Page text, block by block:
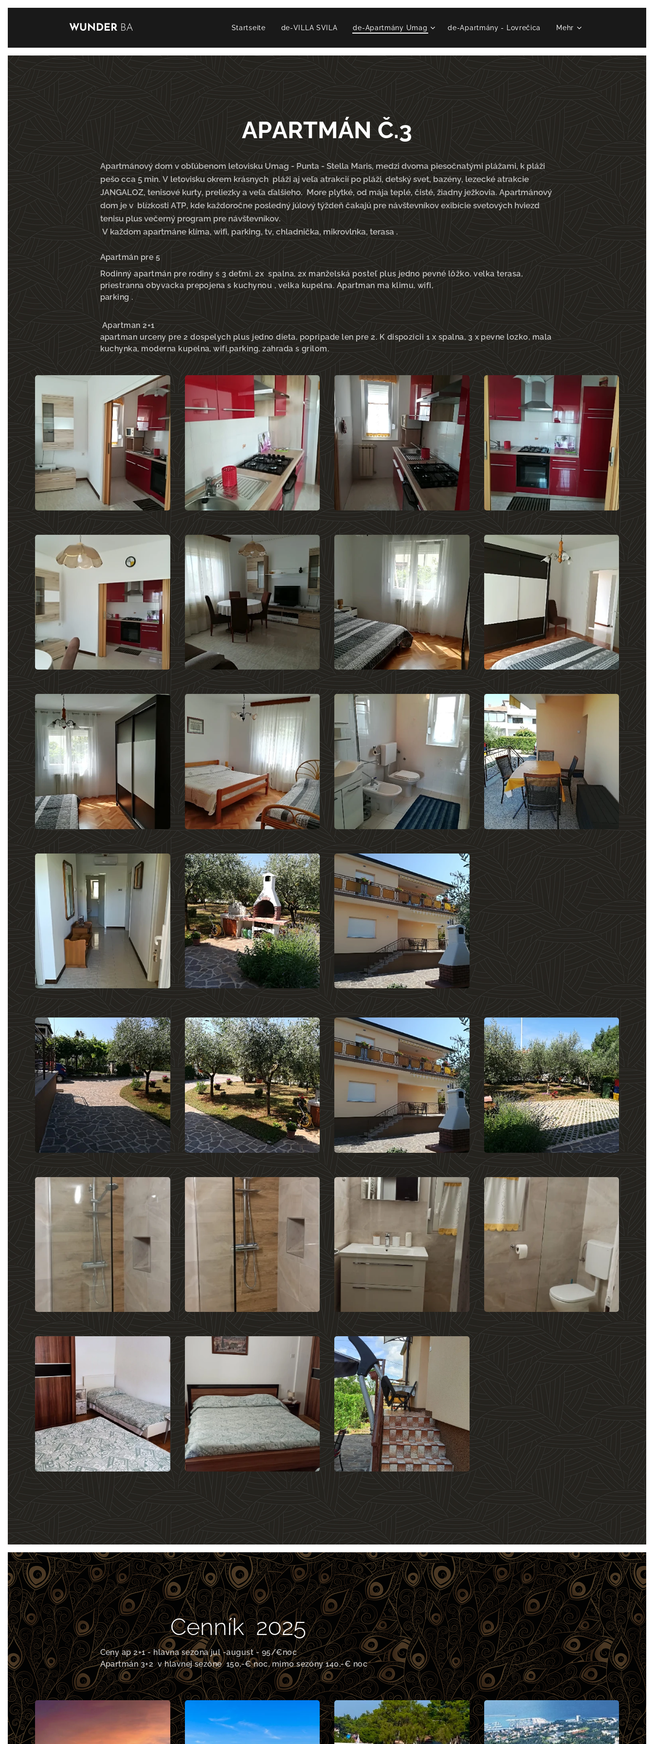
WUNDER BA Startseite de-VILLA SVILA de-Apartmány Umag de-Apartmány - Lovrečica Mehr
APARTMÁN Č.3
Apartmánový dom v obľúbenom letovisku Umag - Punta - Stella Maris, medzi dvoma piesočnatými plážami, k pláži
pešo cca 5 min. V letovisku okrem krásnych pláži aj veľa atrakcií po pláži, detský svet, bazény, lezecké atrakcie
JANGALOZ, tenisové kurty, preliezky a veľa ďalšieho. More plytké, od mája teplé, čisté, žiadny ježkovia. Apartmánový
dom je v blízkosti ATP, kde každoročne posledný júlový týždeň čakajú pre návštevníkov exibície svetových hviezd
tenisu plus večerný program pre návštevníkov.
V každom apartmáne klíma, wifi, parking, tv, chladnička, mikrovlnka, terasa .
Apartmán pre 5
Rodinný apartmán pre rodiny s 3 deťmi, 2x spalna, 2x manželská posteľ plus jedno pevné lôžko, velka terasa,
priestranna obyvacka prepojena s kuchynou , velka kupelna. Apartman ma klimu, wifi,
parking .
Apartman 2+1
apartman urceny pre 2 dospelych plus jedno dieta, popripade len pre 2. K dispozicii 1 x spalna, 3 x pevne lozko, mala
kuchynka, moderna kupelna, wifi,parking, zahrada s grilom.
Cenník 2025
Ceny ap 2+1 - hlavna sezona jul -august - 95/€noc
Apartmán 3+2 v hlavnej sezóne 150,-€ noc, mimo sezóny 140,-€ noc